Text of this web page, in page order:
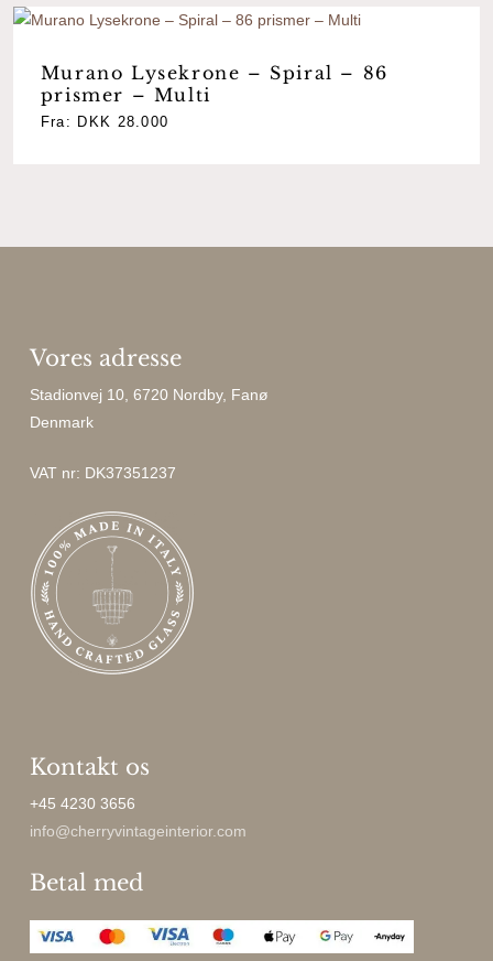
Murano Lysekrone – Spiral – 86
prismer – Multi
Fra: DKK 28.000
Vores adresse
Stadionvej 10, 6720 Nordby, Fanø
Denmark
VAT nr: DK37351237
Kontakt os
+45 4230 3656
info@cherryvintageinterior.com
Betal med